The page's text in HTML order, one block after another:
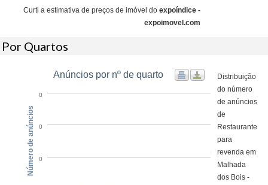
Curti a estimativa de preços de imóvel do expoíndice -
expoimovel.com
Por Quartos
Anúncios por nº de quarto
0
0
0
Número de anúncios
Distribuição
do número
de anúncios
de
Restaurante
para
revenda em
Malhada
dos Bois -